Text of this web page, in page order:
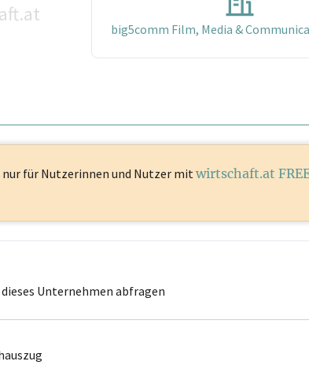
big5comm Film, Media &
nur für Nutzerinnen und Nutzer mit wirtschaft.at
Unternehmen abfragen